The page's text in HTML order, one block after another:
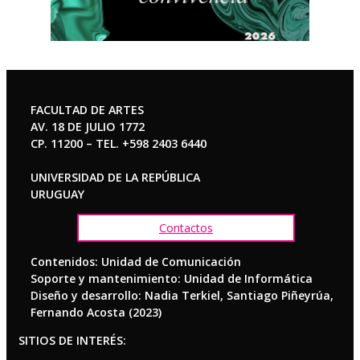
FACULTAD DE ARTES
AV. 18 DE JULIO 1772
CP. 11200 – TEL. +598 2403 6440
UNIVERSIDAD DE LA REPÚBLICA
URUGUAY
Contactos
Contenidos: Unidad de Comunicación
Soporte y mantenimiento: Unidad de Informática
Diseño y desarrollo: Nadia Terkiel, Santiago Piñeyrúa,
Fernando Acosta (2023)
SITIOS DE INTERÉS: